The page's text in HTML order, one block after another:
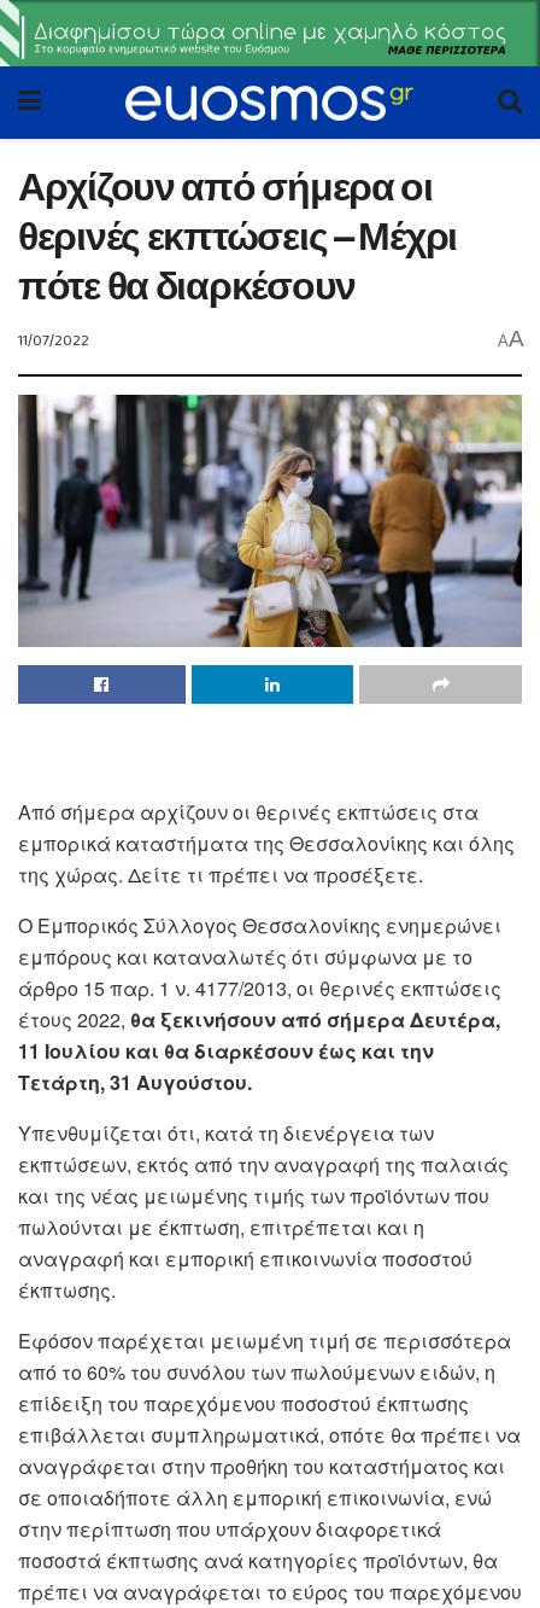
Αρχίζουν από σήμερα οι
θερινές εκπτώσεις – Μέχρι
πότε θα διαρκέσουν
11/07/2022 AA
Από σήμερα αρχίζουν οι θερινές εκπτώσεις στα
εμπορικά καταστήματα της Θεσσαλονίκης και όλης
της χώρας. Δείτε τι πρέπει να προσέξετε.
Ο Εμπορικός Σύλλογος Θεσσαλονίκης ενημερώνει
εμπόρους και καταναλωτές ότι σύμφωνα με το
άρθρο 15 παρ. 1 ν. 4177/2013, οι θερινές εκπτώσεις
έτους 2022, θα ξεκινήσουν από σήμερα Δευτέρα,
11 Ιουλίου και θα διαρκέσουν έως και την
Τετάρτη, 31 Αυγούστου.
Υπενθυμίζεται ότι, κατά τη διενέργεια των
εκπτώσεων, εκτός από την αναγραφή της παλαιάς
και της νέας μειωμένης τιμής των προϊόντων που
πωλούνται με έκπτωση, επιτρέπεται και η
αναγραφή και εμπορική επικοινωνία ποσοστού
έκπτωσης.
Εφόσον παρέχεται μειωμένη τιμή σε περισσότερα
από το 60% του συνόλου των πωλούμενων ειδών, η
επίδειξη του παρεχόμενου ποσοστού έκπτωσης
επιβάλλεται συμπληρωματικά, οπότε θα πρέπει να
αναγράφεται στην προθήκη του καταστήματος και
σε οποιαδήποτε άλλη εμπορική επικοινωνία, ενώ
στην περίπτωση που υπάρχουν διαφορετικά
ποσοστά έκπτωσης ανά κατηγορίες προϊόντων, θα
πρέπει να αναγράφεται το εύρος του παρεχόμενου